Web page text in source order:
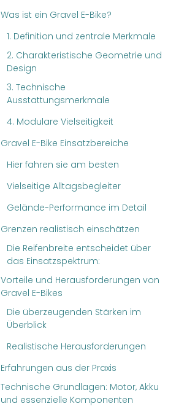
Was ist ein Gravel E-Bike?
1. Definition und zentrale Merkmale
2. Charakteristische Geometrie und
Design
3. Technische
Ausstattungsmerkmale
4. Modulare Vielseitigkeit
Gravel E-Bike Einsatzbereiche
Hier fahren sie am besten
Vielseitige Alltagsbegleiter
Gelände-Performance im Detail
Grenzen realistisch einschätzen
Die Reifenbreite entscheidet über
das Einsatzspektrum:
Vorteile und Herausforderungen von
Gravel E-Bikes
Die überzeugenden Stärken im
Überblick
Realistische Herausforderungen
Erfahrungen aus der Praxis
Technische Grundlagen: Motor, Akku
und essenzielle Komponenten